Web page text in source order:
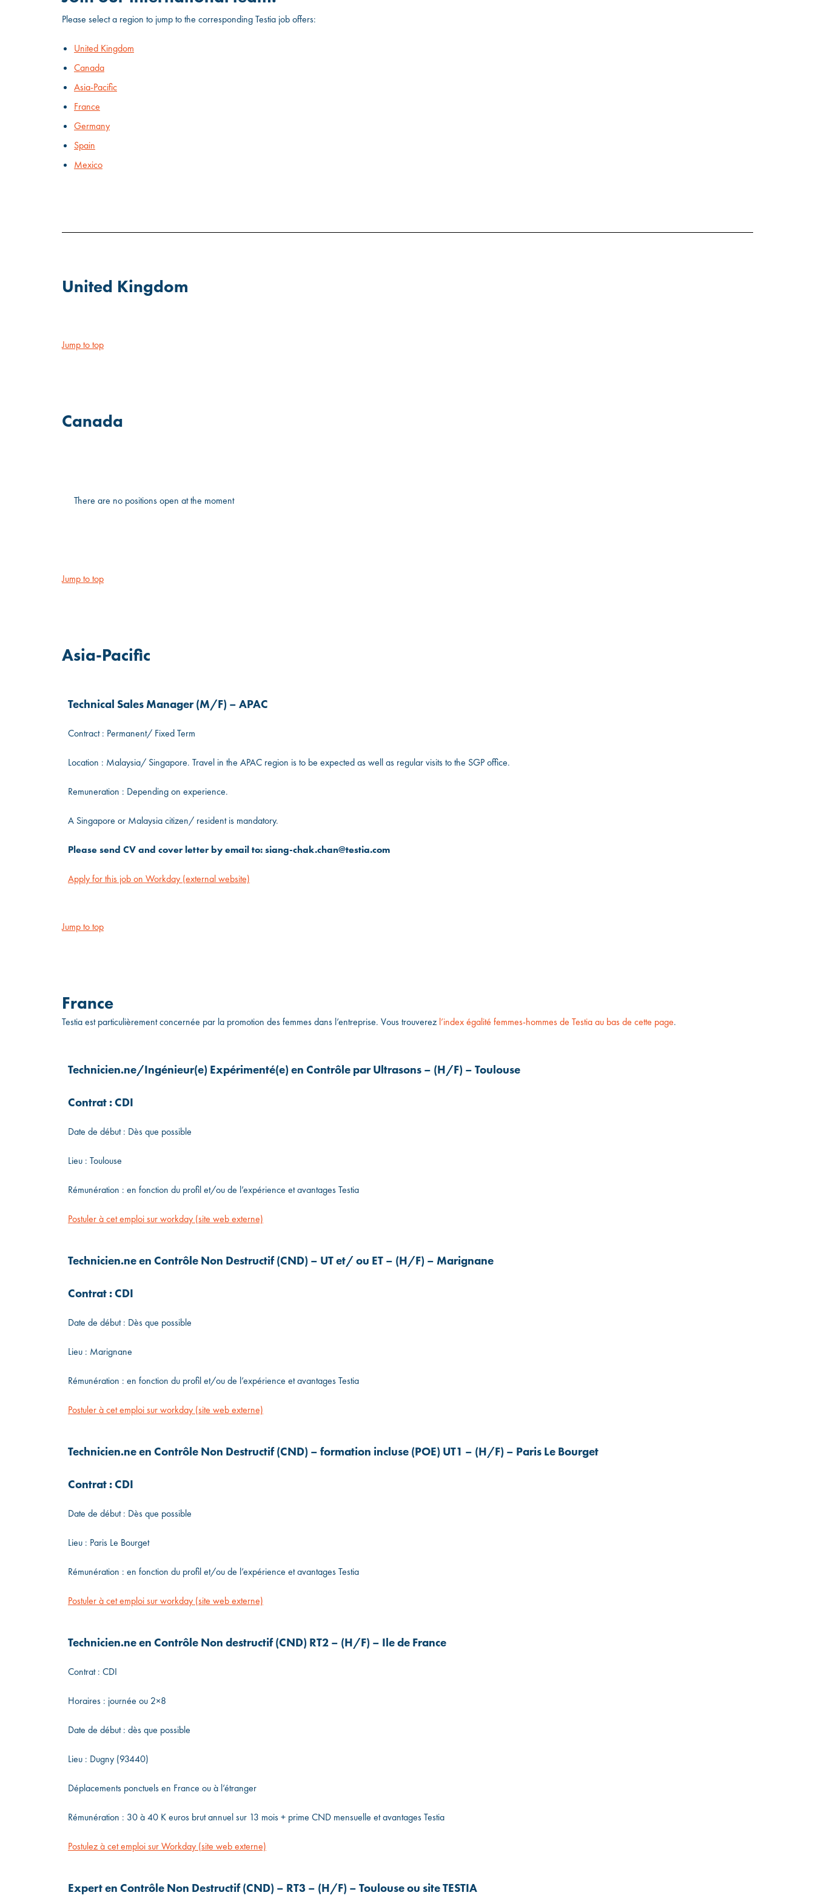
Please select a region to jump to the corresponding Testia job offers:
United Kingdom
Canada
Asia-Pacific
France
Germany
Spain
Mexico
United Kingdom
Jump to top
Canada
There are no positions open at the moment
Jump to top
Asia-Pacific
Technical Sales Manager (M/F) – APAC
Contract : Permanent/ Fixed Term
Location : Malaysia/ Singapore. Travel in the APAC region is to be expected as well as regular visits to the SGP office.
Remuneration : Depending on experience.
A Singapore or Malaysia citizen/ resident is mandatory.
Please send CV and cover letter by email to: siang-chak.chan@testia.com
Apply for this job on Workday (external website)
Jump to top
France
Testia est particulièrement concernée par la promotion des femmes dans l’entreprise. Vous trouverez l’index égalité femmes-hommes de Testia au bas de cette page.
Technicien.ne/Ingénieur(e) Expérimenté(e) en Contrôle par Ultrasons – (H/F) – Toulouse
Contrat : CDI
Date de début : Dès que possible
Lieu : Toulouse
Rémunération : en fonction du profil et/ou de l’expérience et avantages Testia
Postuler à cet emploi sur workday (site web externe)
Technicien.ne en Contrôle Non Destructif (CND) – UT et/ ou ET – (H/F) – Marignane
Contrat : CDI
Date de début : Dès que possible
Lieu : Marignane
Rémunération : en fonction du profil et/ou de l’expérience et avantages Testia
Postuler à cet emploi sur workday (site web externe)
Technicien.ne en Contrôle Non Destructif (CND) – formation incluse (POE) UT1 – (H/F) – Paris Le Bourget
Contrat : CDI
Date de début : Dès que possible
Lieu : Paris Le Bourget
Rémunération : en fonction du profil et/ou de l’expérience et avantages Testia
Postuler à cet emploi sur workday (site web externe)
Technicien.ne en Contrôle Non destructif (CND) RT2 – (H/F) – Ile de France
Contrat : CDI
Horaires : journée ou 2×8
Date de début : dès que possible
Lieu : Dugny (93440)
Déplacements ponctuels en France ou à l’étranger
Rémunération : 30 à 40 K euros brut annuel sur 13 mois + prime CND mensuelle et avantages Testia
Postulez à cet emploi sur Workday (site web externe)
Expert en Contrôle Non Destructif (CND) – RT3 – (H/F) – Toulouse ou site TESTIA